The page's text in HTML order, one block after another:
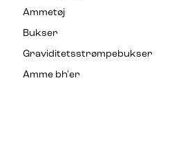
Ammetøj
Bukser
Graviditetsstrømpebukser
Amme bh'er